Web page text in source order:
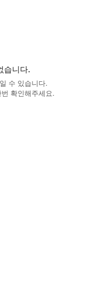
습니다.
수 있습니다.
확인해주세요.